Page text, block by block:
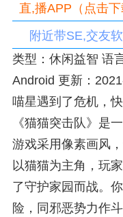
直,播APP（点击下
附近带SE,交友
类型：休闲益智 语
Android 更新：
喵星遇到了危机，
《猫猫突击队》是
游戏采用像素画风
以猫猫为主角，玩
了守护家园而战。
险，同邪恶势力作